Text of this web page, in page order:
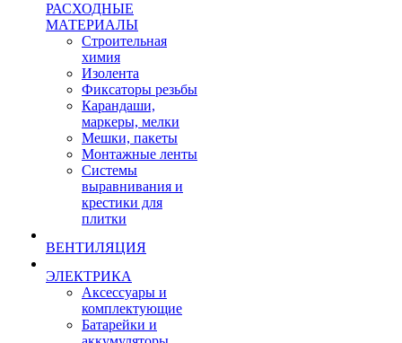
РАСХОДНЫЕ
МАТЕРИАЛЫ
Строительная
химия
Изолента
Фиксаторы резьбы
Карандаши,
маркеры, мелки
Мешки, пакеты
Монтажные ленты
Системы
выравнивания и
крестики для
плитки
ВЕНТИЛЯЦИЯ
ЭЛЕКТРИКА
Аксессуары и
комплектующие
Батарейки и